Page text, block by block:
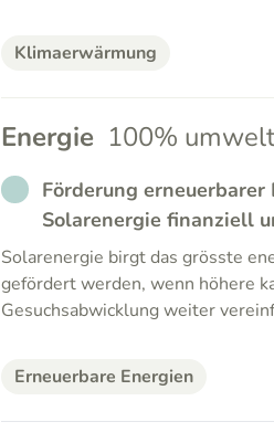
Klimaerwärmung
Energie 100%
NO_ANSWER
Förderung
Solarenergie finanziell
Solarenergie birgt das grösste
gefördert werden, wenn höhere
Gesuchsabwicklung weiter
Erneuerbare Energien